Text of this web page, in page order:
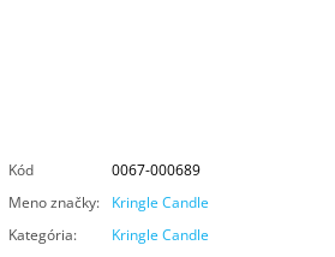
Kód
0067-000689
Meno značky:
Kringle Candle
Kategória: Kringle Candle